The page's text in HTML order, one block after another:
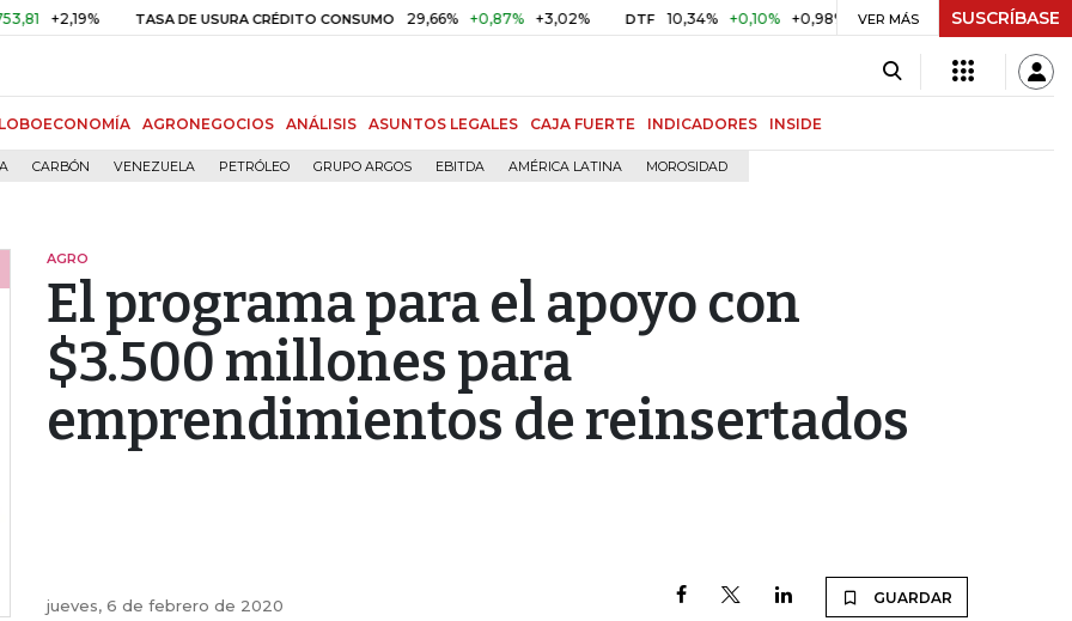
TASA DE USURA CRÉDITO CONSUMO 29,66% +0,87% +3,02% DTF 10,34% +0,10% +0,98% UVR $ 416,86 +$ 0,05 +0,01%
VER MÁS SUSCRÍBASE
AGRONEGOCIOS ANÁLISIS ASUNTOS LEGALES CAJA FUERTE INDICADORES INSIDE
CARBÓN VENEZUELA PETRÓLEO GRUPO ARGOS EBITDA AMÉRICA LATINA MOROSIDAD
AGRO
El programa para el apoyo con
$3.500 millones para
emprendimientos de reinsertados
jueves, 6 de febrero de 2020 GUARDAR